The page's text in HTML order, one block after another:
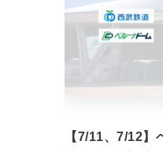
【7/11、7/12】